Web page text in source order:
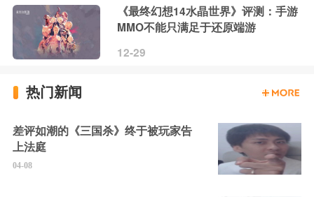
《最终幻想14水晶世界》评测：手游
MMO不能只满足于还原端游
12-29
热门新闻
差评如潮的《三国杀》终于被玩家告
上法庭
04-08